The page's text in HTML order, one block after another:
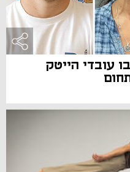
עובדי הייטק